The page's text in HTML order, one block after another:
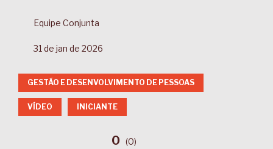
Equipe Conjunta
31 de jan de 2026
GESTÃO E DESENVOLVIMENTO DE PESSOAS
VÍDEO INICIANTE
0 (0)